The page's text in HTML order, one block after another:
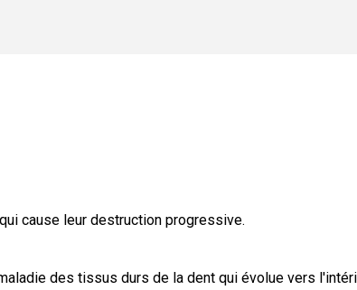
cause leur destruction progressive.
des tissus durs de la dent qui évolue vers